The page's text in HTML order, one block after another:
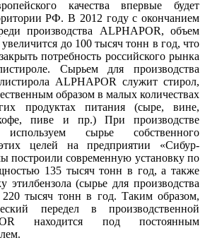
качества впервые будет
РФ. В 2012 году с окончанием
производства ALPHAPOR, объем
до 100 тысяч тонн в год, что
потребность российского рынка
Сырьем для производства
ALPHAPOR служит стирол,
образом в малых количествах
продуктах питания (сыре, вине,
пиве и пр.) При производстве
сырье собственного
целей на предприятии «Сибур-
современную установку по
135 тысяч тонн в год, а также
этилбензола (сырье для производства
тысяч тонн в год. Таким образом,
передел в производственной
находится под постоянным